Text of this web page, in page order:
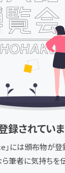
録されてい
」には頒布物が登
筆者に気持ちを伝